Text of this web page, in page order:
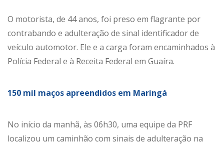
O motorista, de 44 anos, foi preso em flagrante por
contrabando e adulteração de sinal identificador de
veículo automotor. Ele e a carga foram encaminhados à
Polícia Federal e à Receita Federal em Guaíra.
150 mil maços apreendidos em Maringá
No início da manhã, às 06h30, uma equipe da PRF
localizou um caminhão com sinais de adulteração na